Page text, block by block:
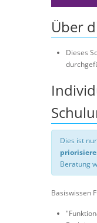
Über
Dieses
Dies ist
Beratung
Basiswissen